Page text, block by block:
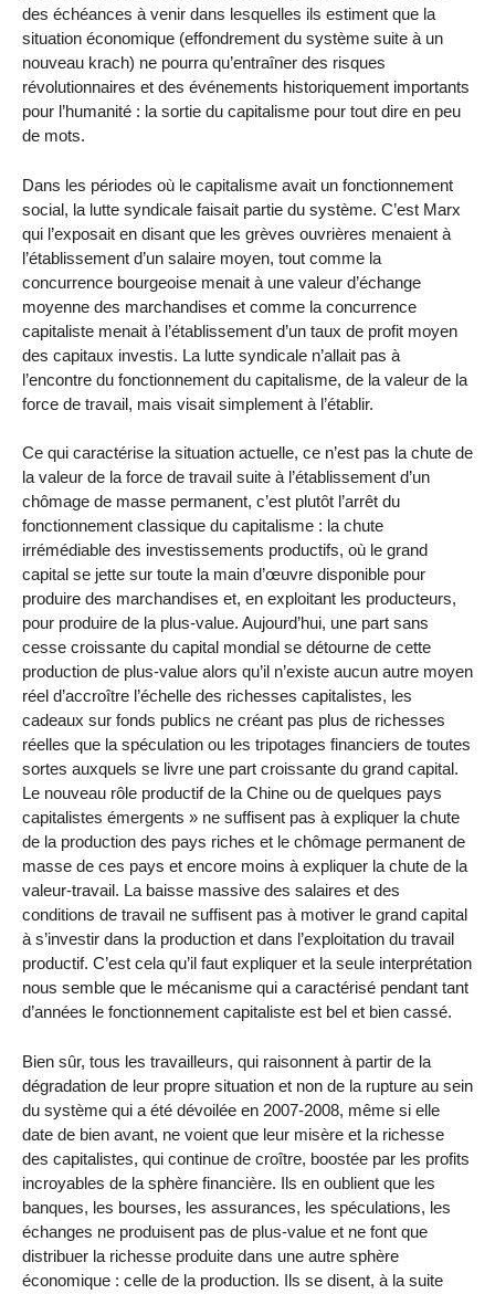
des échéances à venir dans lesquelles ils estiment que la
situation économique (effondrement du système suite à un
nouveau krach) ne pourra qu’entraîner des risques
révolutionnaires et des événements historiquement importants
pour l’humanité : la sortie du capitalisme pour tout dire en peu
de mots.
Dans les périodes où le capitalisme avait un fonctionnement
social, la lutte syndicale faisait partie du système. C’est Marx
qui l’exposait en disant que les grèves ouvrières menaient à
l’établissement d’un salaire moyen, tout comme la
concurrence bourgeoise menait à une valeur d’échange
moyenne des marchandises et comme la concurrence
capitaliste menait à l’établissement d’un taux de profit moyen
des capitaux investis. La lutte syndicale n’allait pas à
l’encontre du fonctionnement du capitalisme, de la valeur de la
force de travail, mais visait simplement à l’établir.
Ce qui caractérise la situation actuelle, ce n’est pas la chute de
la valeur de la force de travail suite à l’établissement d’un
chômage de masse permanent, c’est plutôt l’arrêt du
fonctionnement classique du capitalisme : la chute
irrémédiable des investissements productifs, où le grand
capital se jette sur toute la main d’œuvre disponible pour
produire des marchandises et, en exploitant les producteurs,
pour produire de la plus-value. Aujourd’hui, une part sans
cesse croissante du capital mondial se détourne de cette
production de plus-value alors qu’il n’existe aucun autre moyen
réel d’accroître l’échelle des richesses capitalistes, les
cadeaux sur fonds publics ne créant pas plus de richesses
réelles que la spéculation ou les tripotages financiers de toutes
sortes auxquels se livre une part croissante du grand capital.
Le nouveau rôle productif de la Chine ou de quelques pays
capitalistes émergents » ne suffisent pas à expliquer la chute
de la production des pays riches et le chômage permanent de
masse de ces pays et encore moins à expliquer la chute de la
valeur-travail. La baisse massive des salaires et des
conditions de travail ne suffisent pas à motiver le grand capital
à s’investir dans la production et dans l’exploitation du travail
productif. C’est cela qu’il faut expliquer et la seule interprétation
nous semble que le mécanisme qui a caractérisé pendant tant
d’années le fonctionnement capitaliste est bel et bien cassé.
Bien sûr, tous les travailleurs, qui raisonnent à partir de la
dégradation de leur propre situation et non de la rupture au sein
du système qui a été dévoilée en 2007-2008, même si elle
date de bien avant, ne voient que leur misère et la richesse
des capitalistes, qui continue de croître, boostée par les profits
incroyables de la sphère financière. Ils en oublient que les
banques, les bourses, les assurances, les spéculations, les
échanges ne produisent pas de plus-value et ne font que
distribuer la richesse produite dans une autre sphère
économique : celle de la production. Ils se disent, à la suite